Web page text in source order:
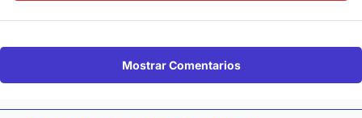
Mostrar Comentarios